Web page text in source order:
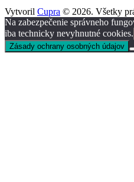
Vytvoril Cupra © 2026. Všetky
Na zabezpečenie správneho
iba technicky nevyhnutné cookies.
Zásady ochrany osobných údajov